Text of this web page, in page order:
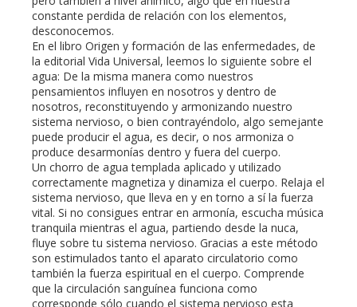
constante perdida de relación con los elementos,
desconocemos.
En el libro Origen y formación de las enfermedades, de
la editorial Vida Universal, leemos lo siguiente sobre el
agua: De la misma manera como nuestros
pensamientos influyen en nosotros y dentro de
nosotros, reconstituyendo y armonizando nuestro
sistema nervioso, o bien contrayéndolo, algo semejante
puede producir el agua, es decir, o nos armoniza o
produce desarmonías dentro y fuera del cuerpo.
Un chorro de agua templada aplicado y utilizado
correctamente magnetiza y dinamiza el cuerpo. Relaja el
sistema nervioso, que lleva en y en torno a sí la fuerza
vital. Si no consigues entrar en armonía, escucha música
tranquila mientras el agua, partiendo desde la nuca,
fluye sobre tu sistema nervioso. Gracias a este método
son estimulados tanto el aparato circulatorio como
también la fuerza espiritual en el cuerpo. Comprende
que la circulación sanguínea funciona como
corresponde sólo cuando el sistema nervioso esta